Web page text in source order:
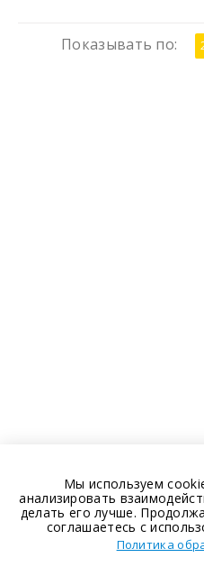
Показывать по:
Мы используем
анализировать
делать его лучше.
соглашаетесь с
Политика